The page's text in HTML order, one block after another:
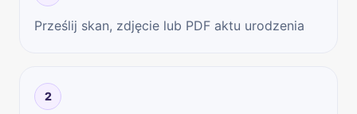
Prześlij skan, zdjęcie lub PDF aktu urodzenia
2